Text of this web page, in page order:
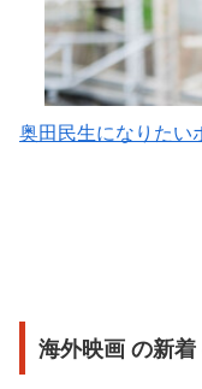
奥田民生になりたい
海外映画 の新